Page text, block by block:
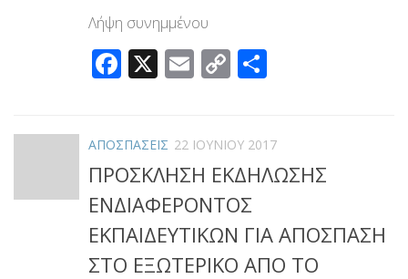
Λήψη συνημμένου
Facebook
X Email
Copy
ΑΠΟΣΠΑΣΕΙΣ 22 ΙΟΥΝΊΟΥ 2017
ΠΡΟΣΚΛΗΣΗ ΕΚΔΗΛΩΣΗΣ
ΕΝΔΙΑΦΕΡΟΝΤΟΣ
ΕΚΠΑΙΔΕΥΤΙΚΩΝ ΓΙΑ ΑΠΟΣΠΑΣΗ
ΣΤΟ ΕΞΩΤΕΡΙΚΟ ΑΠΟ ΤΟ